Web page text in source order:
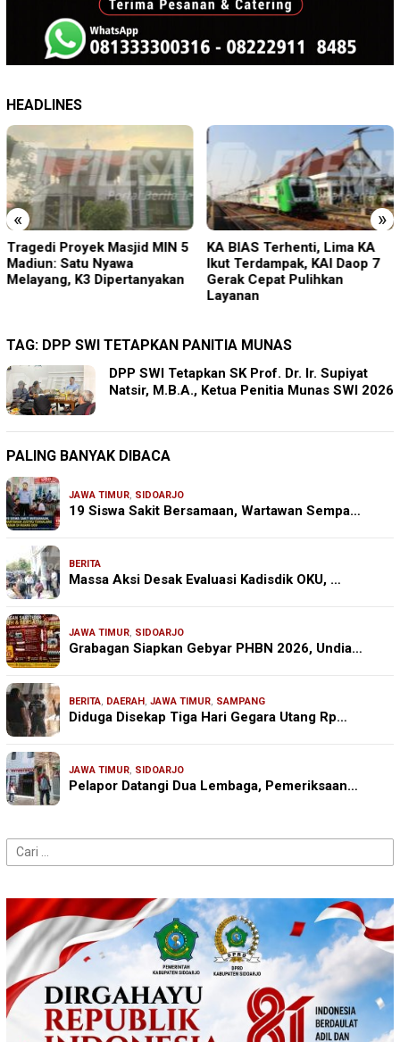
HEADLINES
« »
Tragedi Proyek Masjid MIN 5
Madiun: Satu Nyawa
Melayang, K3 Dipertanyakan
KA BIAS Terhenti, Lima KA
Ikut Terdampak, KAI Daop 7
Gerak Cepat Pulihkan
Layanan
TAG: DPP SWI TETAPKAN PANITIA MUNAS
DPP SWI Tetapkan SK Prof. Dr. Ir. Supiyat
Natsir, M.B.A., Ketua Penitia Munas SWI 2026
PALING BANYAK DIBACA
JAWA TIMUR, SIDOARJO
19 Siswa Sakit Bersamaan, Wartawan Sempa…
BERITA
Massa Aksi Desak Evaluasi Kadisdik OKU, …
JAWA TIMUR, SIDOARJO
Grabagan Siapkan Gebyar PHBN 2026, Undia…
BERITA, DAERAH, JAWA TIMUR, SAMPANG
Diduga Disekap Tiga Hari Gegara Utang Rp…
JAWA TIMUR, SIDOARJO
Pelapor Datangi Dua Lembaga, Pemeriksaan…
Cari
untuk: